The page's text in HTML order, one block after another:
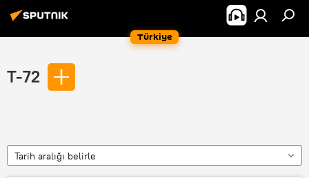
Türkiye
T-72
Tarih aralığı belirle